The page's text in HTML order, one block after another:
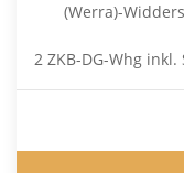
(Werra)-
2 ZKB-DG-Whg